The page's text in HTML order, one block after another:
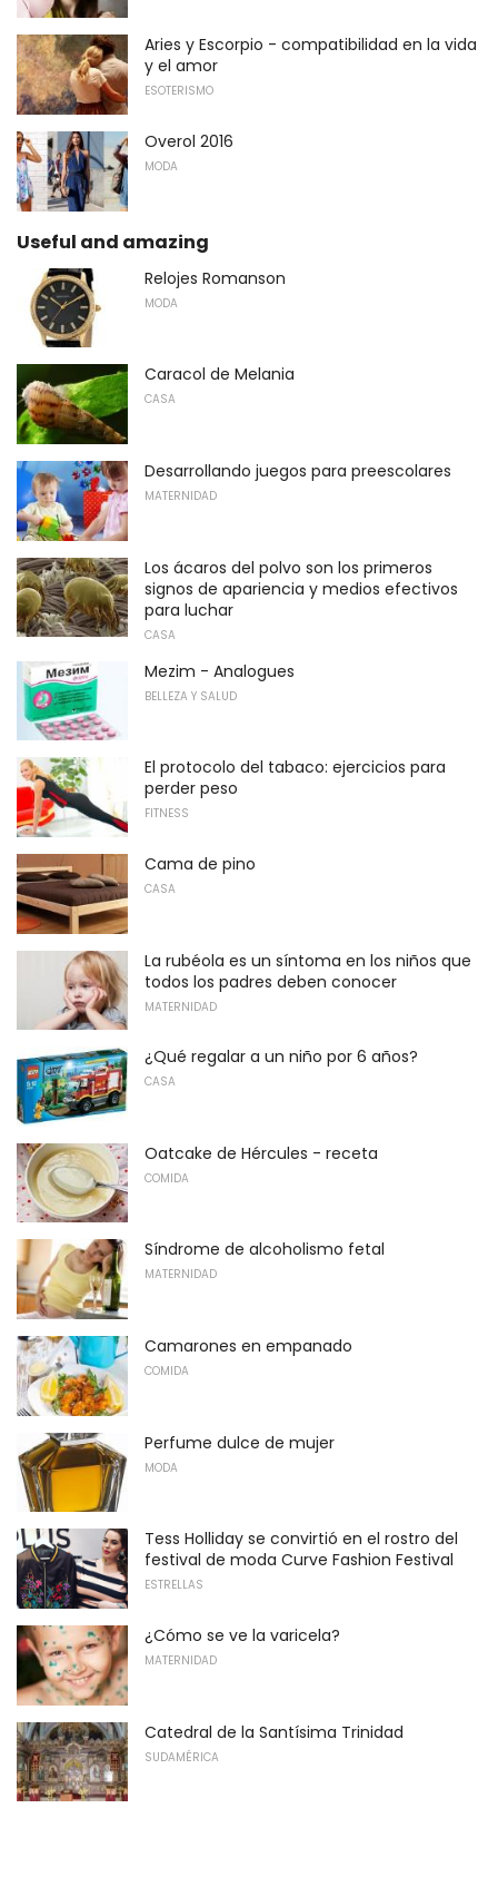
Aries y Escorpio - compatibilidad en la vida
y el amor
ESOTERISMO
Overol 2016
MODA
Useful and amazing
Relojes Romanson
MODA
Caracol de Melania
CASA
Desarrollando juegos para preescolares
MATERNIDAD
Los ácaros del polvo son los primeros
signos de apariencia y medios efectivos
para luchar
CASA
Mezim - Analogues
BELLEZA Y SALUD
El protocolo del tabaco: ejercicios para
perder peso
FITNESS
Cama de pino
CASA
La rubéola es un síntoma en los niños que
todos los padres deben conocer
MATERNIDAD
¿Qué regalar a un niño por 6 años?
CASA
Oatcake de Hércules - receta
COMIDA
Síndrome de alcoholismo fetal
MATERNIDAD
Camarones en empanado
COMIDA
Perfume dulce de mujer
MODA
Tess Holliday se convirtió en el rostro del
festival de moda Curve Fashion Festival
ESTRELLAS
¿Cómo se ve la varicela?
MATERNIDAD
Catedral de la Santísima Trinidad
SUDAMÉRICA